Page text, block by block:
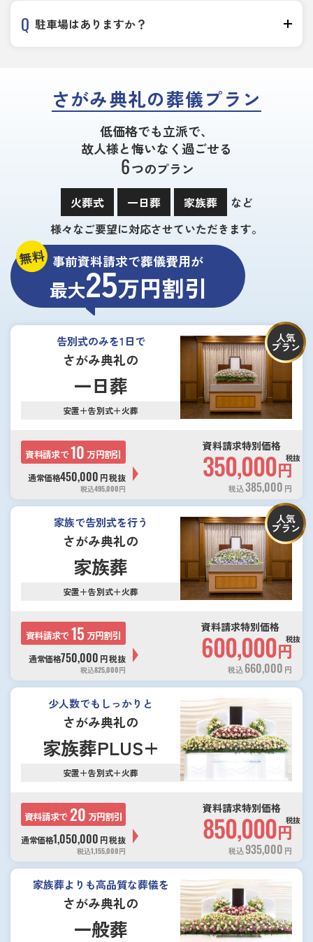
駐車場はありますか？
さがみ典礼の葬儀プラン
低価格でも立派で、
故人様と悔いなく過ごせる
6つのプラン
火葬式 一日葬 家族葬
など
様々なご要望に対応させていただきます。
無料 事前資料請求で葬儀費用が
最大25万円割引
告別式のみを1日で
さがみ典礼の
一日葬
安置＋告別式＋火葬
人気
プラン
資料請求で10 万円割引
通常価格450,000 円税抜
税込495,000円
資料請求特別価格
350,000円
税抜
税込385,000 円
家族で告別式を行う
さがみ典礼の
家族葬
安置＋告別式＋火葬
人気
プラン
資料請求で15 万円割引
通常価格750,000 円税抜
税込825,000円
資料請求特別価格
600,000円
税抜
税込660,000 円
少人数でもしっかりと
さがみ典礼の
家族葬PLUS+
安置＋告別式＋火葬
資料請求で 20 万円割引
通常価格1,050,000 円税抜
税込1,155,000円
資料請求特別価格
850,000円
税抜
税込935,000 円
家族葬よりも高品質な葬儀を
さがみ典礼の
一般葬